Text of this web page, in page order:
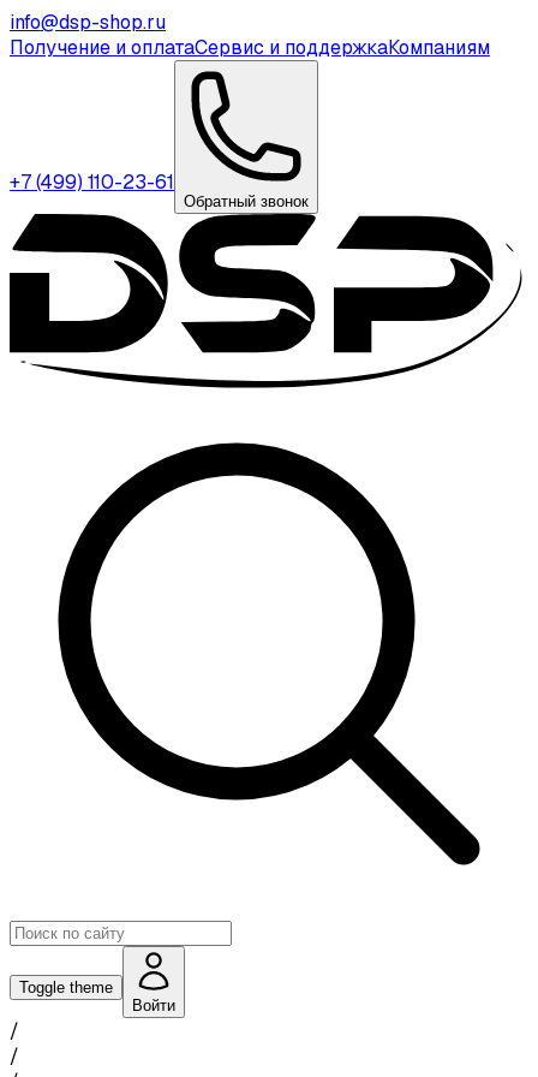
info@dsp-shop.ru
Получение и оплатаСервис и поддержкаКомпаниям
+7 (499) 110-23-61
Обратный звонок
Toggle theme
Войти
/
/